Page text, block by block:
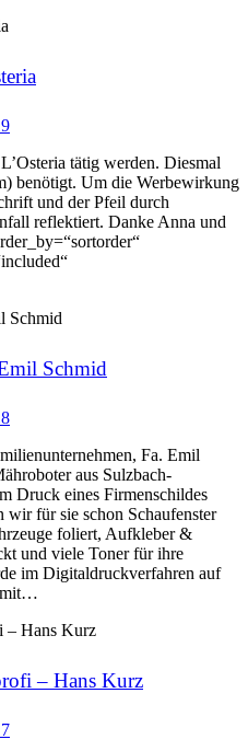
tätig werden. Diesmal
benötigt. Um die Werbewirkung
und der Pfeil durch
reflektiert. Danke Anna und
Schmid
Fa. Emil
aus Sulzbach-
Druck eines Firmenschildes
wir für sie schon Schaufenster
foliert, Aufkleber &
und viele Toner für ihre
im Digitaldruckverfahren auf
mit…
– Hans Kurz